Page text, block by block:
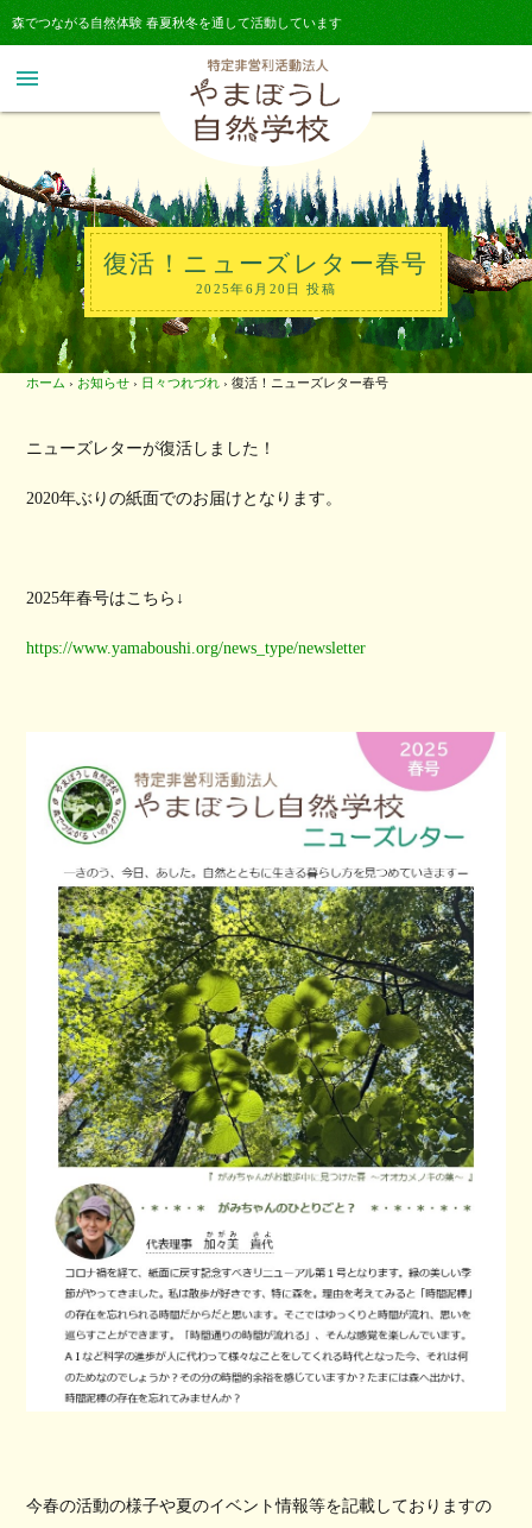
森でつながる自然体験 春夏秋冬を通して活動しています
menu
復活！ニューズレター春号
2025年6月20日 投稿
ホーム › お知らせ › 日々つれづれ › 復活！ニューズレター春号
ニューズレターが復活しました！
2020年ぶりの紙面でのお届けとなります。
2025年春号はこちら↓
https://www.yamaboushi.org/news_type/newsletter
今春の活動の様子や夏のイベント情報等を記載しておりますの